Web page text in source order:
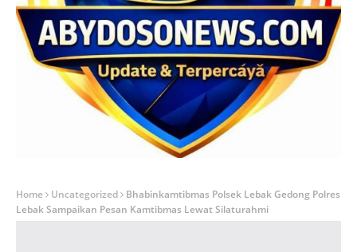
Home Uncategorized
Bhabinkamtibmas Polsek Lebak Gedong Polres
Lebak Sampaikan Pesan Kamtibmas Lewat Silaturahmi